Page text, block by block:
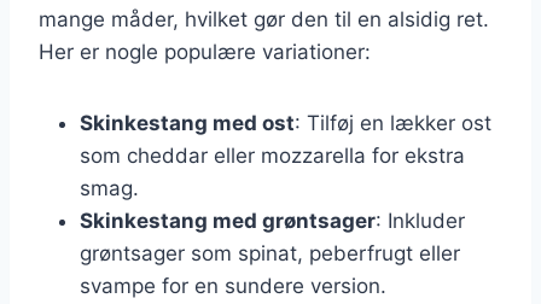
mange måder, hvilket gør den til en alsidig ret.
Her er nogle populære variationer:
Skinkestang med ost: Tilføj en lækker ost
som cheddar eller mozzarella for ekstra
smag.
Skinkestang med grøntsager: Inkluder
grøntsager som spinat, peberfrugt eller
svampe for en sundere version.